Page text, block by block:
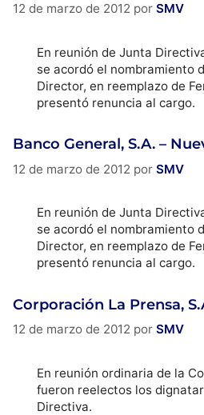
12 de marzo de 2012 por SMV
En reunión de Junta
se acordó el nombramiento
Director, en reemplazo de
presentó renuncia al cargo.
Banco General, S.A. –
12 de marzo de 2012 por SMV
En reunión de Junta
se acordó el nombramiento
Director, en reemplazo de
presentó renuncia al cargo.
Corporación La Prensa,
12 de marzo de 2012 por SMV
En reunión ordinaria de la
fueron reelectos los
Directiva.